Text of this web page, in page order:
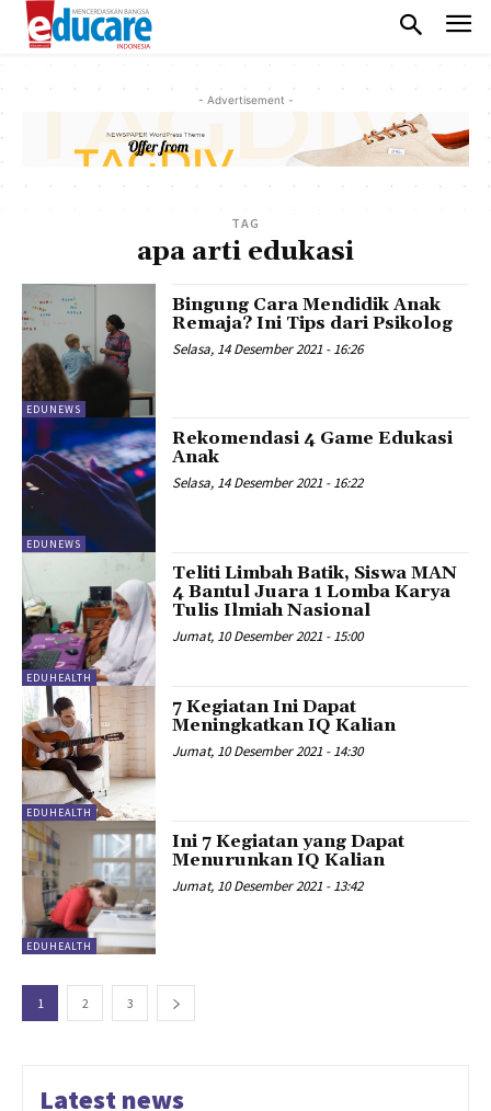
- Advertisement -
TAG
apa arti edukasi
EDUNEWS
Bingung Cara Mendidik Anak
Remaja? Ini Tips dari Psikolog
Selasa, 14 Desember 2021 - 16:26
EDUNEWS
Rekomendasi 4 Game Edukasi
Anak
Selasa, 14 Desember 2021 - 16:22
EDUHEALTH
Teliti Limbah Batik, Siswa MAN
4 Bantul Juara 1 Lomba Karya
Tulis Ilmiah Nasional
Jumat, 10 Desember 2021 - 15:00
EDUHEALTH
7 Kegiatan Ini Dapat
Meningkatkan IQ Kalian
Jumat, 10 Desember 2021 - 14:30
EDUHEALTH
Ini 7 Kegiatan yang Dapat
Menurunkan IQ Kalian
Jumat, 10 Desember 2021 - 13:42
1 2 3
Latest news